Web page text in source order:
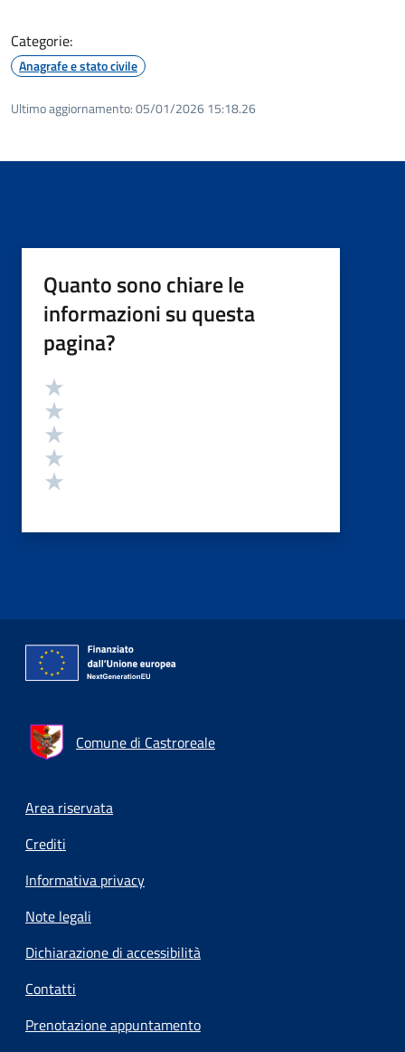
Categorie:
Anagrafe e stato civile
Ultimo aggiornamento:05/01/2026 15:18.26
Quanto sono chiare le
informazioni su questa
pagina?
Valutazione
Comune di Castroreale
Footer menu
Area riservata
Crediti
Informativa privacy
Note legali
Dichiarazione di accessibilità
Contatti
Prenotazione appuntamento